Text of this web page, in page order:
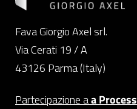
Fava Giorgio Axel srl.
Via Cerati 19 / A
43126 Parma (Italy)
Partecipazione aa